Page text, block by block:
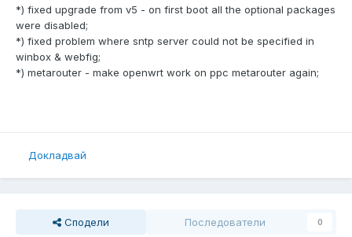
*) fixed upgrade from v5 - on first boot all the optional packages
were disabled;
*) fixed problem where sntp server could not be specified in
winbox & webfig;
*) metarouter - make openwrt work on ppc metarouter again;
Докладвай
Сподели Последователи 0